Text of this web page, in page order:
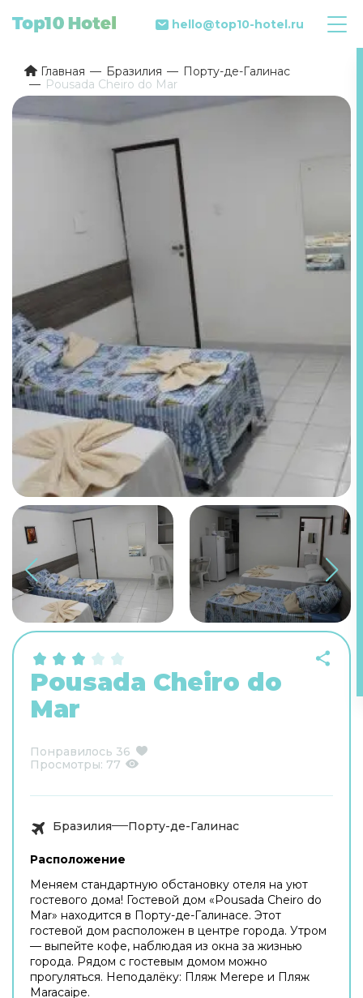
hello@top10-hotel.ru
Главная Бразилия
Порту-де-Галинас
Pousada Cheiro do Mar
Pousada Cheiro do
Mar
Понравилось 36
Просмотры: 77
Бразилия Порту-де-Галинас
Расположение
Меняем стандартную обстановку отеля на уют
гостевого дома! Гостевой дом «Pousada Cheiro do
Mar» находится в Порту-де-Галинасе. Этот
гостевой дом расположен в центре города. Утром
— выпейте кофе, наблюдая из окна за жизнью
города. Рядом с гостевым домом можно
прогуляться. Неподалёку: Пляж Merepe и Пляж
Maracaipe.